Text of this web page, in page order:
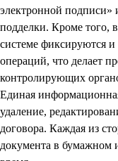
электронной подписи»
подделки. Кроме того,
системе фиксируются
операций, что делает
контролирующих
Единая
удаление,
договора. Каждая из
документа в бумажном